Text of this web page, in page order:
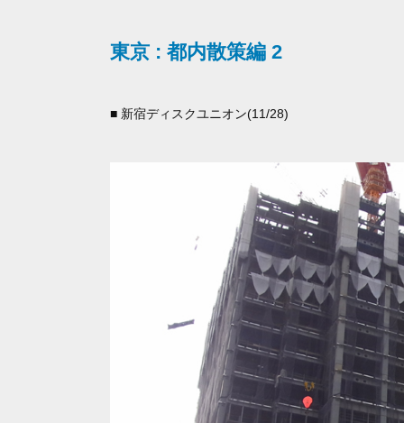
東京 : 都内散策編 2
■ 新宿ディスクユニオン(11/28)